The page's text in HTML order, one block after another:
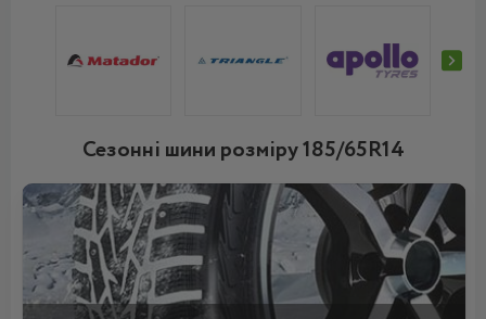
Сезонні шини розміру 185/65R14